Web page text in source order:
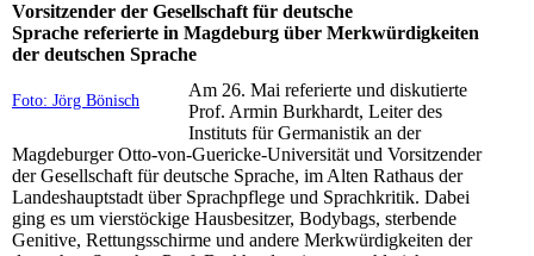
Vorsitzender der Gesellschaft für deutsche
Sprache referierte in Magdeburg über Merkwürdigkeiten
der deutschen Sprache
Foto: Jörg Bönisch
Am 26. Mai referierte und diskutierte
Prof. Armin Burkhardt, Leiter des
Instituts für Germanistik an der
Magdeburger Otto-von-Guericke-Universität und Vorsitzender
der Gesellschaft für deutsche Sprache, im Alten Rathaus der
Landeshauptstadt über Sprachpflege und Sprachkritik. Dabei
ging es um vierstöckige Hausbesitzer, Bodybags, sterbende
Genitive, Rettungsschirme und andere Merkwürdigkeiten der